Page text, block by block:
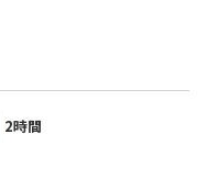
2時間